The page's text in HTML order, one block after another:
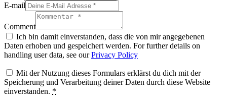
E-mail
Comment
Ich bin damit einverstanden, dass die von mir angegebenen
Daten erhoben und gespeichert werden. For further details on
handling user data, see ourPrivacy Policy
Mit der Nutzung dieses Formulars erklärst du dich mit der
Speicherung und Verarbeitung deiner Daten durch diese Website
einverstanden. *